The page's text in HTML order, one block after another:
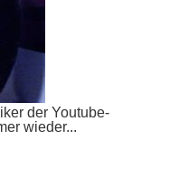
der Youtube-
wieder...